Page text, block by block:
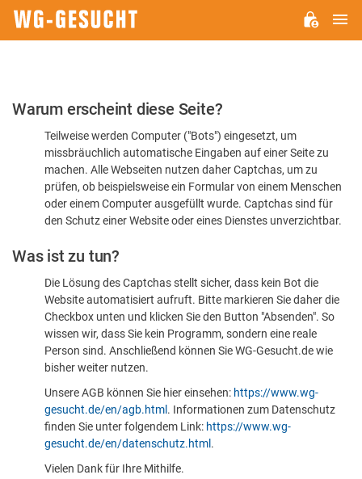
Bitte
dass
sind
Warum erscheint diese Seite?
Teilweise werden Computer ("Bots") eingesetzt, um
missbräuchlich automatische Eingaben auf einer Seite zu
machen. Alle Webseiten nutzen daher Captchas, um zu
prüfen, ob beispielsweise ein Formular von einem Menschen
oder einem Computer ausgefüllt wurde. Captchas sind für
den Schutz einer Website oder eines Dienstes unverzichtbar.
Was ist zu tun?
Die Lösung des Captchas stellt sicher, dass kein Bot die
Website automatisiert aufruft. Bitte markieren Sie daher die
Checkbox unten und klicken Sie den Button "Absenden". So
wissen wir, dass Sie kein Programm, sondern eine reale
Person sind. Anschließend können Sie WG-Gesucht.de wie
bisher weiter nutzen.
Unsere AGB können Sie hier einsehen: https://www.wg-
gesucht.de/en/agb.html . Informationen zum Datenschutz
finden Sie unter folgendem Link: https://www.wg-
gesucht.de/en/datenschutz.html .
Vielen Dank für Ihre Mithilfe.